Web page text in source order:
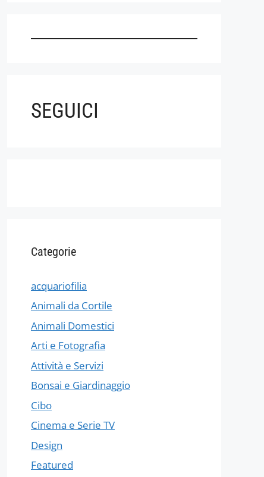
SEGUICI
Categorie
acquariofilia
Animali da Cortile
Animali Domestici
Arti e Fotografia
Attività e Servizi
Bonsai e Giardinaggio
Cibo
Cinema e Serie TV
Design
Featured